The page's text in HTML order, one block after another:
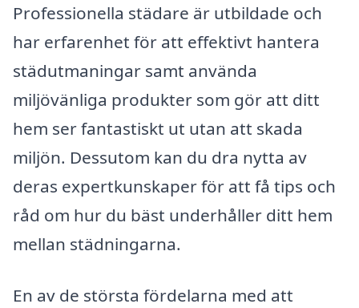
Professionella städare är utbildade och
har erfarenhet för att effektivt hantera
städutmaningar samt använda
miljövänliga produkter som gör att ditt
hem ser fantastiskt ut utan att skada
miljön. Dessutom kan du dra nytta av
deras expertkunskaper för att få tips och
råd om hur du bäst underhåller ditt hem
mellan städningarna.
En av de största fördelarna med att